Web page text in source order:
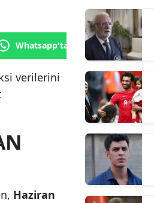
Whatsapp'tan Gönder
verilerini
Haziran